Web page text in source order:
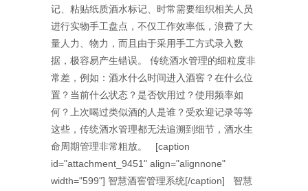
记、粘贴纸质酒水标记、时常需要组织相关人员
进行实物手工盘点，不仅工作效率低，浪费了大
量人力、物力，而且由于采用手工方式录入数
据，极容易产生错误。 传统酒水管理的细粒度非
常差，例如：酒水什么时间进入酒窖？在什么位
置？当前什么状态？是否饮用过？使用频率如
何？上次喝过类似酒的人是谁？受欢迎记录等等
这些，传统酒水管理都无法追溯到细节，酒水生
命周期管理非常粗放。 [caption
id="attachment_9451" align="alignnone"
width="599"] 智慧酒窖管理系统[/caption] 智慧